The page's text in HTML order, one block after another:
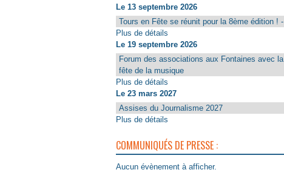
Le 13 septembre 2026
Tours en Fête se réunit pour la 8ème édition ! -
Plus de détails
Le 19 septembre 2026
Forum des associations aux Fontaines avec la
fête de la musique
Plus de détails
Le 23 mars 2027
Assises du Journalisme 2027
Plus de détails
COMMUNIQUÉS DE PRESSE :
Aucun évènement à afficher.